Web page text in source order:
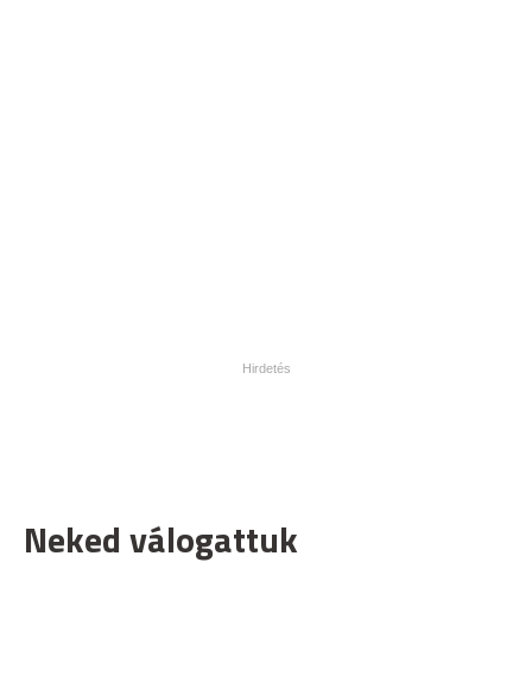
Neked válogattuk